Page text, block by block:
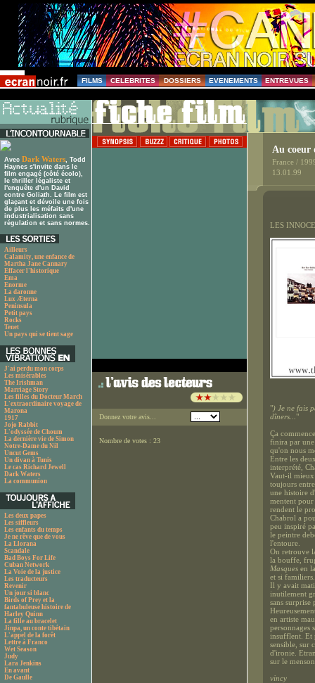
FILMS CELEBRITES DOSSIERS EVENEMENTS ENTREVUES
Avec Dark Waters, Todd
Haynes s'invite dans le
film engagé (côté écolo),
le thriller légaliste et
l'enquête d'un David
contre Goliath. Le film est
glaçant et dévoile une fois
de plus les méfaits d'une
industrialisation sans
régulation et sans normes.
Ailleurs
Calamity, une enfance de
Martha Jane Cannary
Effacer l'historique
Ema
Enorme
La daronne
Lux Æterna
Peninsula
Petit pays
Rocks
Tenet
Un pays qui se tient sage
J'ai perdu mon corps
Les misérables
The Irishman
Marriage Story
Les filles du Docteur March
L'extraordinaire voyage de
Marona
1917
Jojo Rabbit
L'odyssée de Choum
La dernière vie de Simon
Notre-Dame du Nil
Uncut Gems
Un divan à Tunis
Le cas Richard Jewell
Dark Waters
La communion
Les deux papes
Les siffleurs
Les enfants du temps
Je ne rêve que de vous
La Llorana
Scandale
Bad Boys For Life
Cuban Network
La Voie de la justice
Les traducteurs
Revenir
Un jour si blanc
Birds of Prey et la
fantabuleuse histoire de
Harley Quinn
La fille au bracelet
Jinpa, un conte tibétain
L'appel de la forêt
Lettre à Franco
Wet Season
Judy
Lara Jenkins
En avant
De Gaulle
Donnez votre avis...
Nombre de votes : 23
Au coeur
France /
13.01.99
LES
") Je ne fais
dîners... "
Ça
finira par
qu'on nous
Entre les
interprété,
Vaut-il mieux
toujours
une histoire
mentent pour
rendent le
Chabrol a
peu inspiré
le peintre
l'entoure.
On retrouve
la bouffe,
Masques en
et si
Il y avait
inutilement
sans surprise
en artiste
personnages
insufflent. Et
sensible, sur
d'ironie.
sur le
vincy